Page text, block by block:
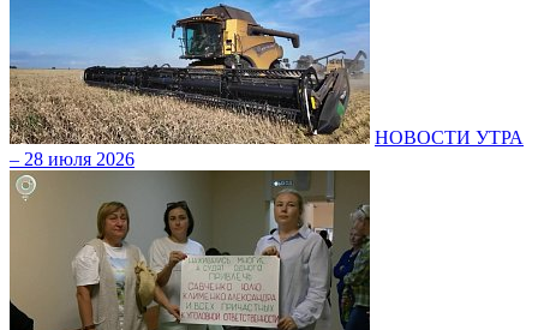
НОВОСТИ УТРА
– 28 июля 2026